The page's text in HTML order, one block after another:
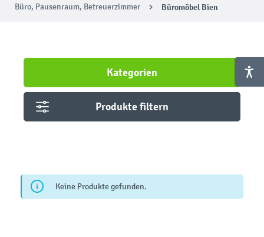
Büro, Pausenraum, Betreuerzimmer
Büromöbel Bien
Kategorien
Produkte filtern
Keine Produkte gefunden.